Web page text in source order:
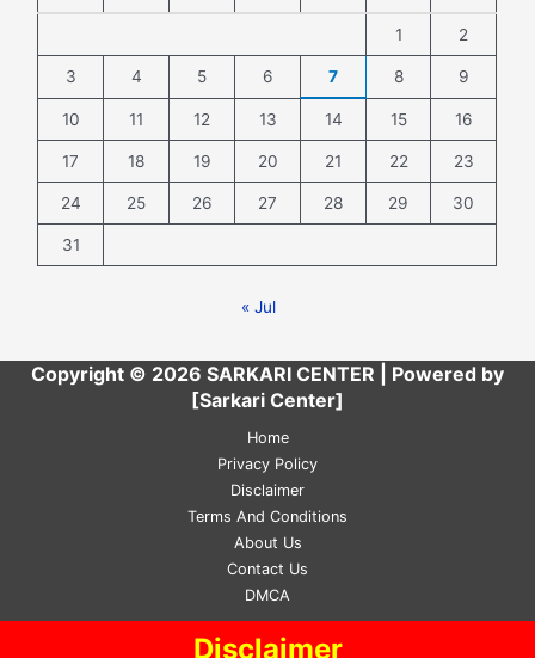
1 2
3 4 5 6 7 8 9
10 11 12 13 14 15 16
17 18 19 20 21 22 23
24 25 26 27 28 29 30
31
« Jul
Copyright © 2026 SARKARI CENTER | Powered by
[Sarkari Center]
Home
Privacy Policy
Disclaimer
Terms And Conditions
About Us
Contact Us
DMCA
Disclaimer